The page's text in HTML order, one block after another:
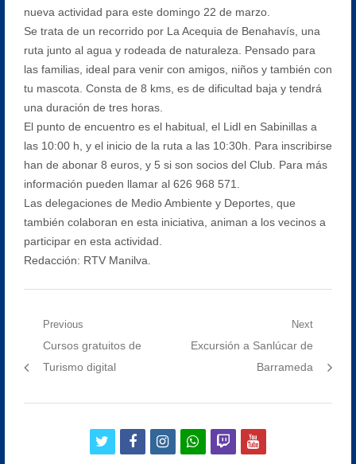
nueva actividad para este domingo 22 de marzo.
Se trata de un recorrido por La Acequia de Benahavís, una
ruta junto al agua y rodeada de naturaleza. Pensado para
las familias, ideal para venir con amigos, niños y también con
tu mascota. Consta de 8 kms, es de dificultad baja y tendrá
una duración de tres horas.
El punto de encuentro es el habitual, el Lidl en Sabinillas a
las 10:00 h, y el inicio de la ruta a las 10:30h. Para inscribirse
han de abonar 8 euros, y 5 si son socios del Club. Para más
información pueden llamar al 626 968 571.
Las delegaciones de Medio Ambiente y Deportes, que
también colaboran en esta iniciativa, animan a los vecinos a
participar en esta actividad.
Redacción: RTV Manilva.
Navegación
Previous
Previous
post:
Cursos gratuitos de
Turismo digital
Next
Next
Excursión a Sanlúcar de
Barrameda
twitterfacebookinstagramwhatsapp
twitchyoutube